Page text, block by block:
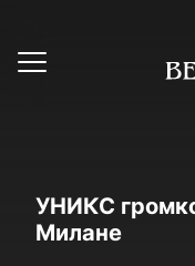
УНИКС
Милане